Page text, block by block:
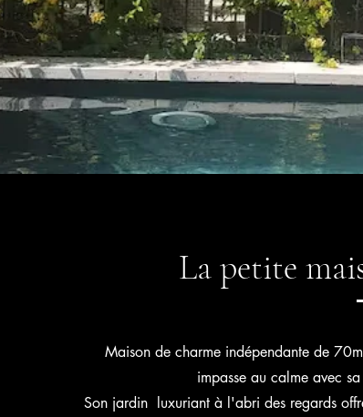
La petite
Maison de charme indépendante de
impasse au calme avec
Son jardin luxuriant à l'abri des regards